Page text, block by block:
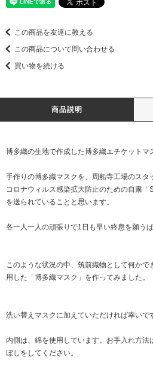
この商品を友達に教える
この商品について問い合わせる
買い物を続ける
商品説明
博多織の生地で作成した博多織エチケットマ
手作りの博多織マスクを、周船寺工場のスタ
コロナウィルス感染拡大防止のための自粛「
を送られていることと思います。
各一人一人の頑張りで1日も早い終息を願うば
このような状況の中、筑前織物として何か
用した「博多織マスク」を作ってみました。
洗い替えマスクに加えていただければ幸いで
内側は、綿を使用しています。お手入れ方
ぼしをしてください。